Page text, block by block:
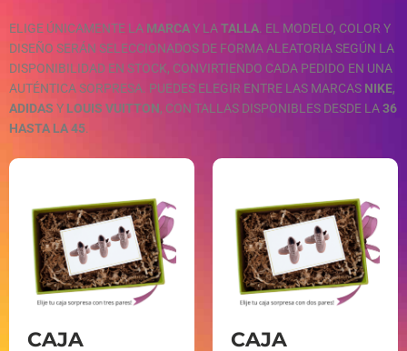
ELIGE ÚNICAMENTE LA MARCAY LATALLA. EL MODELO, COLOR Y
DISEÑO SERÁN SELECCIONADOS DE FORMA ALEATORIA SEGÚN LA
DISPONIBILIDAD EN STOCK, CONVIRTIENDO CADA PEDIDO EN UNA
AUTÉNTICA SORPRESA. PUEDES ELEGIR ENTRE LAS MARCAS NIKE,
ADIDAS Y LOUIS VUITTON, CON TALLAS DISPONIBLES DESDE LA36
HASTA LA 45.
CAJA CAJA